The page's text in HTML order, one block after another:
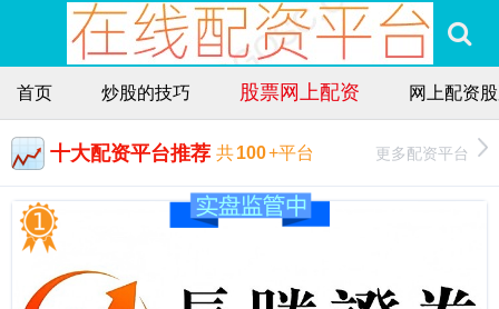
首页 炒股的技巧 股票网上配资 网上配资
十大配资平台推荐 共100+平台 更多配资平台